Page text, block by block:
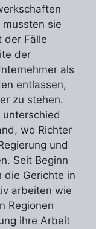
sie
der Fälle
der
als
entlassen,
zu stehen.
wo Richter
und
Seit Beginn
die Gerichte in
arbeiten wie
Regionen
ihre Arbeit